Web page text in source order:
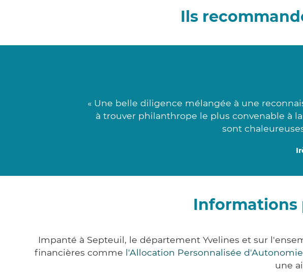
Ils
« Une belle diligence mélangée à une
à trouver philanthrope le plus convenable à
sont
Informations
Impanté à Septeuil, le département Yvelines et sur
financières comme l'Allocation Personnalisée d'Autonomie
une